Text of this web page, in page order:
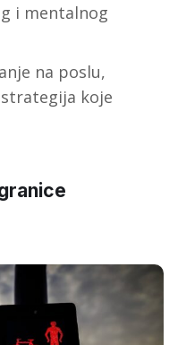
i mentalnog
na poslu,
koje